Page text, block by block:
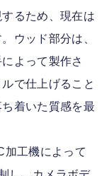
るため、現在は
ウッド部分は、
よって製作さ
で仕上げること
着いた質感を最
加工機によって